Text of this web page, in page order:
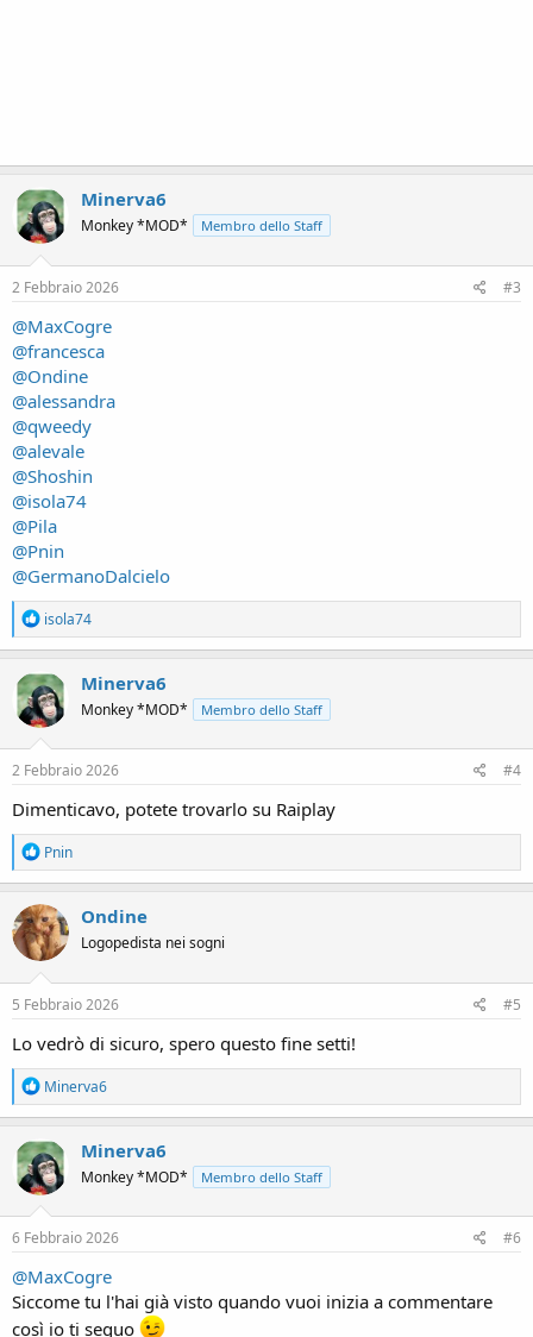
Minerva6
Monkey *MOD* Membro dello Staff
2 Febbraio 2026 #3
@MaxCogre
@francesca
@Ondine
@alessandra
@qweedy
@alevale
@Shoshin
@isola74
@Pila
@Pnin
@GermanoDalcielo
R
e
a
c
t
i
o
n
s
isola74
Minerva6
Monkey *MOD* Membro dello Staff
2 Febbraio 2026 #4
Dimenticavo, potete trovarlo su Raiplay
R
e
a
c
t
i
o
n
s
Pnin
Ondine
Logopedista nei sogni
5 Febbraio 2026 #5
Lo vedrò di sicuro, spero questo fine setti!
R
e
a
c
t
i
o
n
s
Minerva6
Minerva6
Monkey *MOD* Membro dello Staff
6 Febbraio 2026 #6
@MaxCogre
Siccome tu l'hai già visto quando vuoi inizia a commentare
così io ti seguo